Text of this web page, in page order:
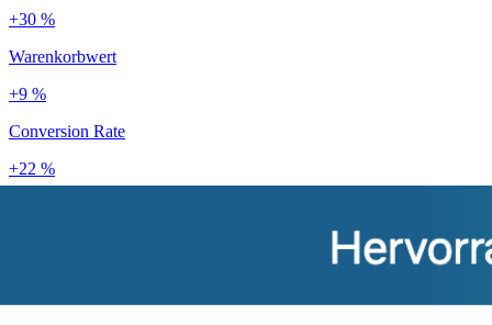
+30 %
Warenkorbwert
+9 %
Conversion Rate
+22 %